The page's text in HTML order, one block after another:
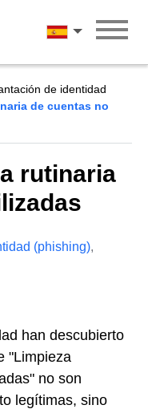
Español
de identidad
de cuentas no
rutinaria
(phishing),
han descubierto
"Limpieza
no son
legítimas, sino